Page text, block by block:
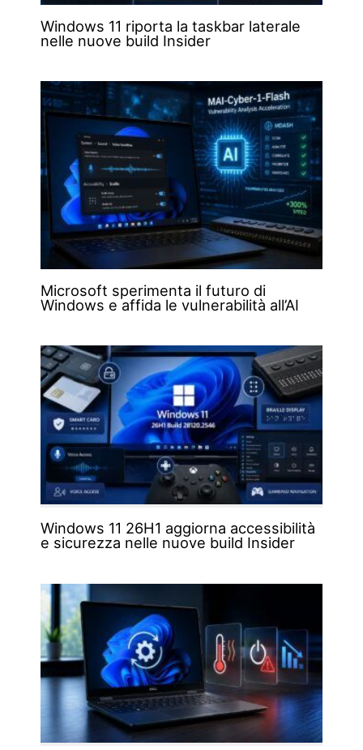
Windows 11 riporta la taskbar laterale
nelle nuove build Insider
Microsoft sperimenta il futuro di
Windows e affida le vulnerabilità all’AI
Windows 11 26H1 aggiorna accessibilità
e sicurezza nelle nuove build Insider